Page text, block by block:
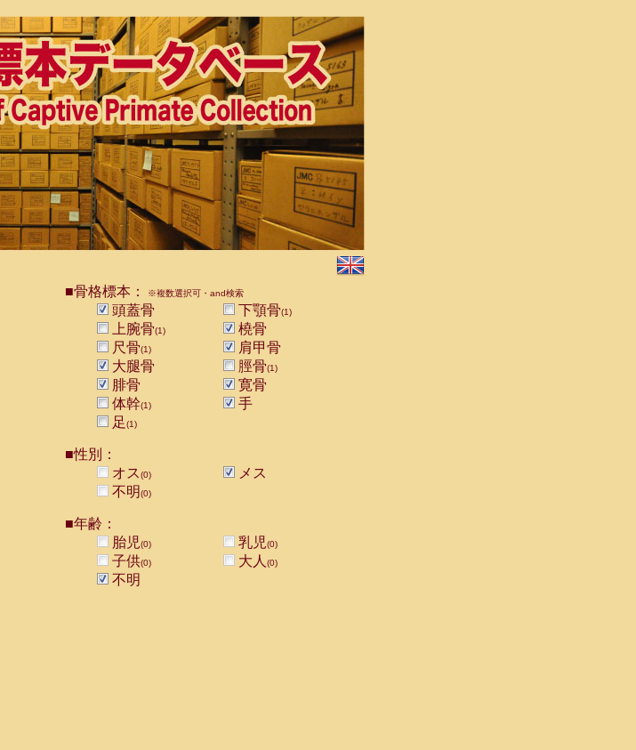
■骨格標本： ※複数選択可・and検索
頭蓋骨 下顎骨(1)
上腕骨(1)
橈骨
尺骨(1)
肩甲骨
大腿骨
脛骨(1)
腓骨
寛骨
体幹(1)
手
足(1)
■性別：
オス(0)
メス
不明(0)
■年齢：
胎児(0) 乳児(0)
子供(0) 大人 (0)
不明